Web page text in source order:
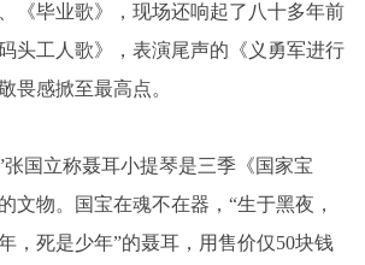
《毕业歌》，现场还响起了八十多年前
头工人歌》，表演尾声的《义勇军进行
畏感掀至最高点。
国立称聂耳小提琴是三季《国家宝
文物。国宝在魂不在器，“生于黑夜，
，死是少年”的聂耳，用售价仅50块钱